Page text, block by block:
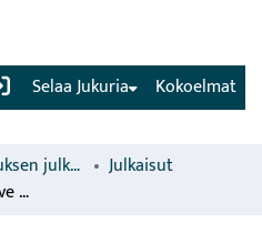
(current) Kokoelmat
Selaa Jukuria
Luonnonvarakeskuksen julkaisut
Julkaisut
Description of a productive oat ideotype characterized by morpho-physiological traits associated with high grain yield